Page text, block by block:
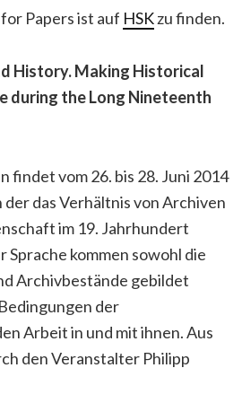
Papers ist auf HSKzu finden.
History. Making Historical
during the Long Nineteenth
findet vom 26. bis 28. Juni 2014
das Verhältnis von Archiven
im 19. Jahrhundert
kommen sowohl die
Archivbestände gebildet
der
Arbeit in und mit ihnen. Aus
den Veranstalter Philipp